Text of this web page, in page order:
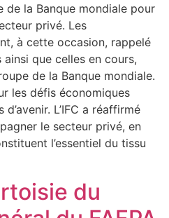
de la Banque mondiale pour
privé. Les
à cette occasion, rappelé
que celles en cours,
de la Banque mondiale.
les défis économiques
L’IFC a réaffirmé
le secteur privé, en
l’essentiel du tissu
du